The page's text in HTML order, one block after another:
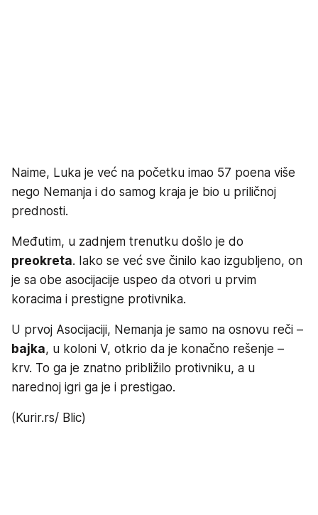
Naime, Luka je već na početku imao 57 poena više
nego Nemanja i do samog kraja je bio u priličnoj
prednosti.
Međutim, u zadnjem trenutku došlo je do
preokreta. Iako se već sve činilo kao izgubljeno, on
je sa obe asocijacije uspeo da otvori u prvim
koracima i prestigne protivnika.
U prvoj Asocijaciji, Nemanja je samo na osnovu reči –
bajka, u koloni V, otkrio da je konačno rešenje –
krv. To ga je znatno približilo protivniku, a u
narednoj igri ga je i prestigao.
(Kurir.rs/ Blic)